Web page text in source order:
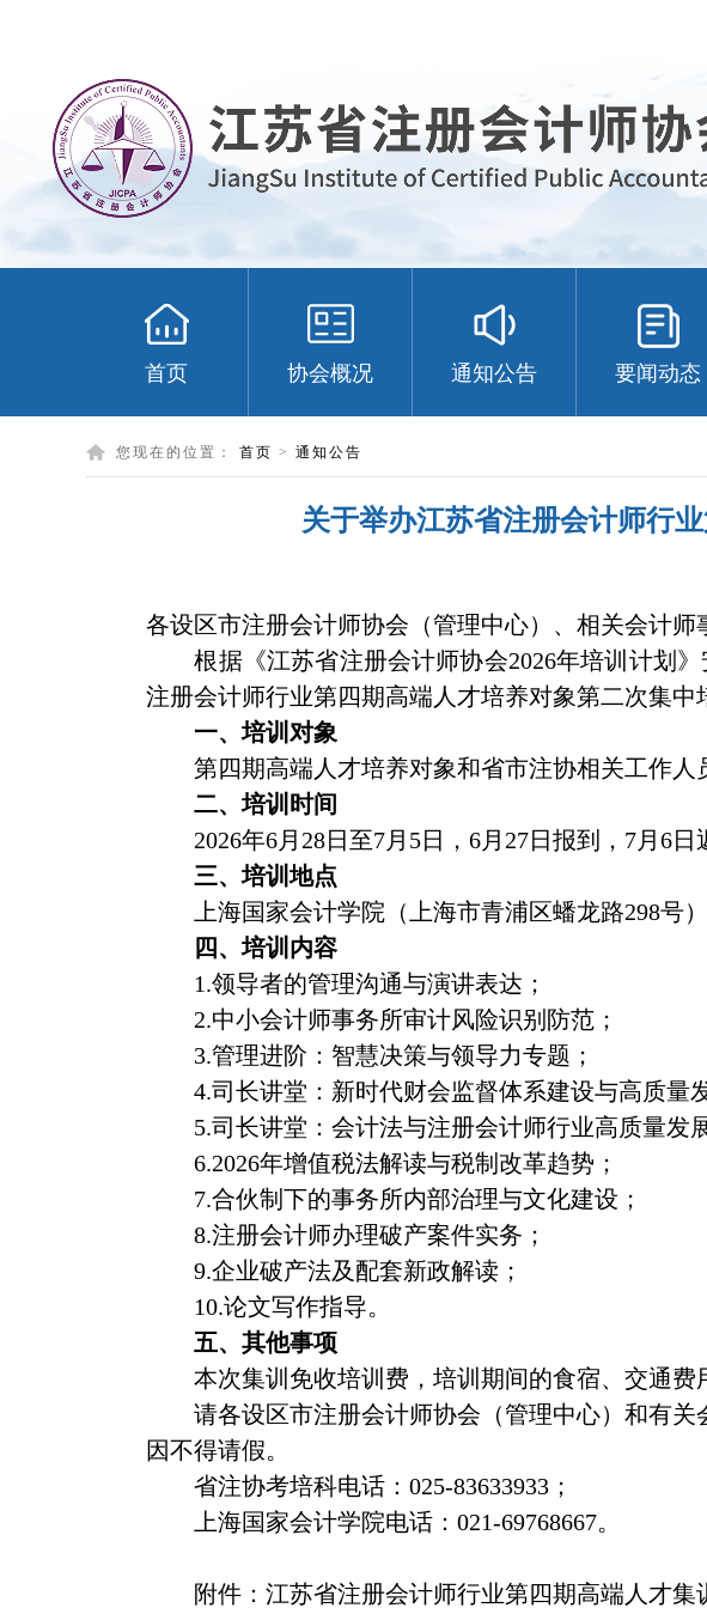
首页 协会概况 通知公告 要闻动态
您现在的位置： 首页 > 通知公告
关于举办江苏省注册会计师行
各设区市注册会计师协会（管理中心）、 相关会计师
根据《江苏省注册会计师协会2026年培训计划
注册会计师行业第四期高端人才培养对象第二次集中
一、培训对象
第四期高端人才培养对象和省市注协相关工作人
二、培训时间
2026年6月 28日至7月 5日， 6月 27日报到， 7月 6日
三、培训地点
上海国家会计学院（上海市青浦区蟠龙路298号）
四、培训内容
1.领导者的管理沟通与演讲表达 ；
2.中小会计师事务所审计风险识别防范；
3.管理进阶：智慧决策与领导力专题；
4.司长讲堂：新时代财会监督体系建设与高质量
5.司长讲堂：会计法与注册会计师行业高质量发
6.2026年增值税法解读与税制改革趋势；
7.合伙制下的事务所内部治理与文化建设；
8.注册会计师办理破产案件实务；
9.企业破产法及配套新政解读；
10.论文写作指导。
五、其他事项
本次集训免收培训费，培训期间的食宿、交通费
请各设区市注册会计师协会（管理中心）和有
因不得请假。
省注协考培科电话： 025-83633933 ；
上海国家会计学院电话： 021-69768667。
附件：江苏省注册会计师行业第四期高端人才集